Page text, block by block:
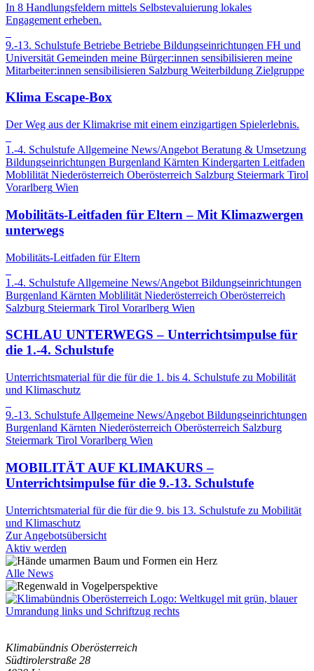
In 8 Handlungsfeldern mittels Selbstevaluierung lokales
Engagement erheben.
9.-13. Schulstufe Betriebe Betriebe Bildungseinrichtungen FH und
Universität Gemeinden meine Bürger:innen sensibilisieren meine
Mitarbeiter:innen sensibilisieren Salzburg Weiterbildung Zielgruppe
Klima Escape-Box
Der Weg aus der Klimakrise mit einem einzigartigen Spielerlebnis.
1.-4. Schulstufe Allgemeine News/Angebot Beratung & Umsetzung
Bildungseinrichtungen Burgenland Kärnten Kindergarten Leitfaden
Moblilität Niederösterreich Oberösterreich Salzburg Steiermark Tirol
Vorarlberg Wien
Mobilitäts-Leitfaden für Eltern – Mit Klimazwergen
unterwegs
Mobilitäts-Leitfaden für Eltern
1.-4. Schulstufe Allgemeine News/Angebot Bildungseinrichtungen
Burgenland Kärnten Moblilität Niederösterreich Oberösterreich
Salzburg Steiermark Tirol Vorarlberg Wien
SCHLAU UNTERWEGS – Unterrichtsimpulse für
die 1.-4. Schulstufe
Unterrichtsmaterial für die für die 1. bis 4. Schulstufe zu Mobilität
und Klimaschutz
9.-13. Schulstufe Allgemeine News/Angebot Bildungseinrichtungen
Burgenland Kärnten Niederösterreich Oberösterreich Salzburg
Steiermark Tirol Vorarlberg Wien
MOBILITÄT AUF KLIMAKURS –
Unterrichtsimpulse für die 9.-13. Schulstufe
Unterrichtsmaterial für die für die 9. bis 13. Schulstufe zu Mobilität
und Klimaschutz
Zur Angebotsübersicht
Aktiv werden
Alle News
Klimabündnis Oberösterreich
Südtirolerstraße 28